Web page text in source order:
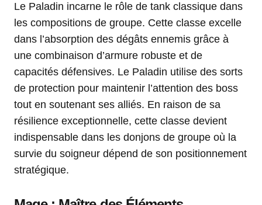
Le Paladin incarne le rôle de tank classique dans
les compositions de groupe. Cette classe excelle
dans l’absorption des dégâts ennemis grâce à
une combinaison d’armure robuste et de
capacités défensives. Le Paladin utilise des sorts
de protection pour maintenir l’attention des boss
tout en soutenant ses alliés. En raison de sa
résilience exceptionnelle, cette classe devient
indispensable dans les donjons de groupe où la
survie du soigneur dépend de son positionnement
stratégique.